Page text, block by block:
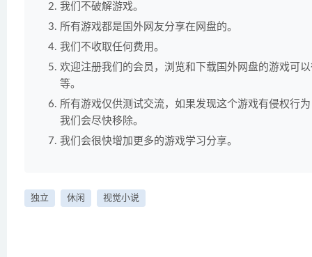
我们不破解游戏。
所有游戏都是国外网友分享在网盘的。
我们不收取任何费用。
欢迎注册我们的会员，浏览和下载国外网盘的游戏可
等。
所有游戏仅供测试交流，如果发现这个游戏有侵权行
我们会尽快移除。
我们会很快增加更多的游戏学习分享。
独立 休闲 视觉小说